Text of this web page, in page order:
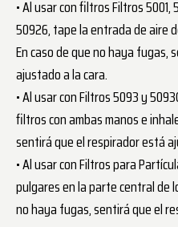
• Al usar con filtros Filtros
50926, tape la entrada de aire
En caso de que no haya
ajustado a la cara.
• Al usar con Filtros 5093 y
filtros con ambas manos e
sentirá que el respirador está
• Al usar con Filtros para
pulgares en la parte central de
no haya fugas, sentirá que el